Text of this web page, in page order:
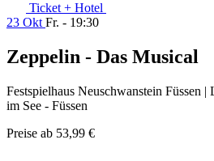
Ticket + Hotel
23 Okt Fr. - 19:30
Zeppelin - Das Musical
Festspielhaus Neuschwanstein Füssen |
im See - Füssen
Preise ab 53,99 €